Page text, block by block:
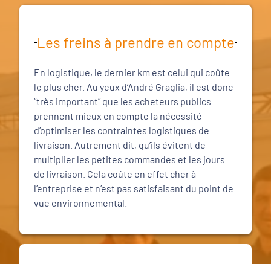
Les freins à prendre en compte
En logistique, le dernier km est celui qui coûte
le plus cher. Au yeux d’André Graglia, il est donc
“très important” que les acheteurs publics
prennent mieux en compte la nécessité
d’optimiser les contraintes logistiques de
livraison. Autrement dit, qu’ils évitent de
multiplier les petites commandes et les jours
de livraison. Cela coûte en effet cher à
l’entreprise et n’est pas satisfaisant du point de
vue environnemental.